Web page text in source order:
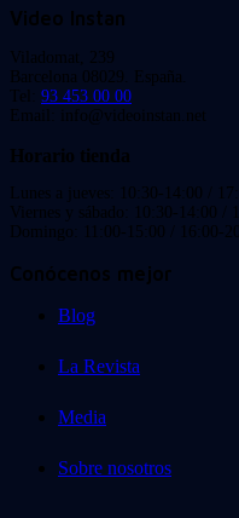
Video Instan
Viladomat, 239
Barcelona 08029. España.
Tel: 93 453 00 00
Email: info@videoinstan.net
Horario tienda
Lunes a jueves: 10:30-14:00 /
Viernes y sábado: 10:30-14:00 /
Domingo: 11:00-15:00 / 16:00-
Conócenos mejor
Blog
La Revista
Media
Sobre nosotros